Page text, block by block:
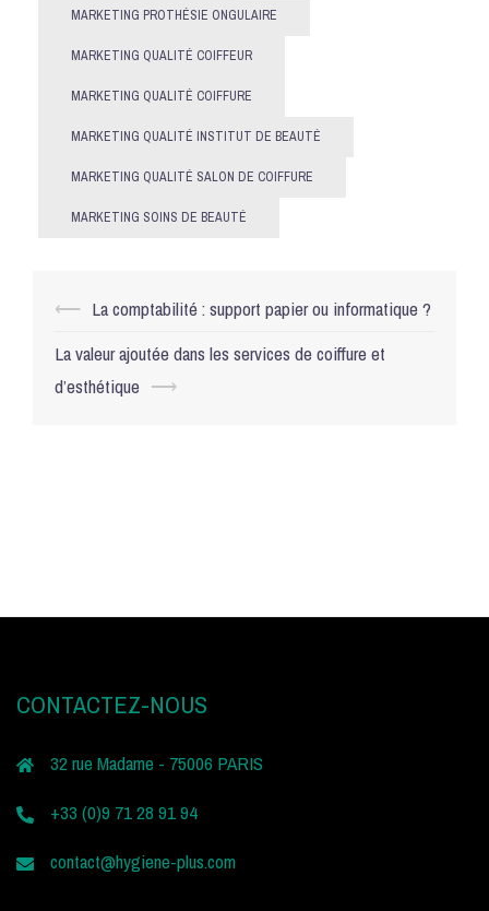
MARKETING PROTHÉSIE ONGULAIRE
MARKETING QUALITÉ COIFFEUR
MARKETING QUALITÉ COIFFURE
MARKETING QUALITÉ INSTITUT DE BEAUTÉ
MARKETING QUALITÉ SALON DE COIFFURE
MARKETING SOINS DE BEAUTÉ
Navigation
d’article
⟵ La comptabilité : support papier ou informatique ?
La valeur ajoutée dans les services de coiffure et
d’esthétique ⟶
CONTACTEZ-NOUS
32 rue Madame - 75006 PARIS
+33 (0)9 71 28 91 94
contact@hygiene-plus.com